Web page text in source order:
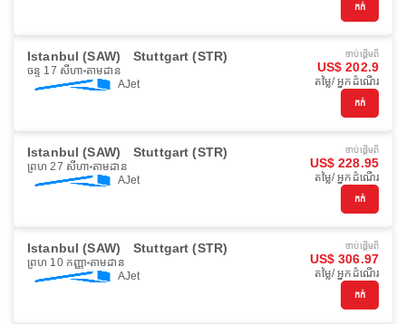
កក់
Istanbul (SAW) Stuttgart (STR)
ចន្ទ 17 សីហា តាមដាន
AJet
ចាប់ផ្ដើមពី
US$ 202.9
តម្លៃ/ អ្នកដំណើរ
កក់
Istanbul (SAW) Stuttgart (STR)
ព្រហ 27 សីហា តាមដាន
AJet
ចាប់ផ្ដើមពី
US$ 228.95
តម្លៃ/ អ្នកដំណើរ
កក់
Istanbul (SAW) Stuttgart (STR)
ព្រហ 10 កញ្ញា តាមដាន
AJet
ចាប់ផ្ដើមពី
US$ 306.97
តម្លៃ/ អ្នកដំណើរ
កក់